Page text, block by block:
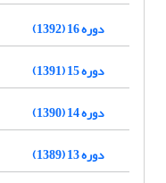
دوره 16 (1392)
دوره 15 (1391)
دوره 14 (1390)
دوره 13 (1389)